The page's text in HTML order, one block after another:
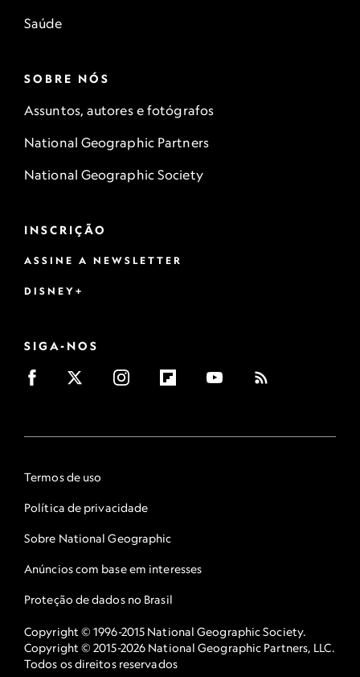
Saúde
SOBRE NÓS
Assuntos, autores e fotógrafos
National Geographic Partners
National Geographic Society
INSCRIÇÃO
ASSINE A NEWSLETTER
DISNEY+
SIGA-NOS
Termos de uso
Política de privacidade
Sobre National Geographic
Anúncios com base em interesses
Proteção de dados no Brasil
Copyright © 1996-2015 National Geographic Society.
Copyright © 2015-2026 National Geographic Partners, LLC.
Todos os direitos reservados